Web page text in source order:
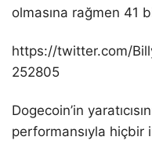
olmasına rağmen 41
https://twitter.com/
252805
Dogecoin’in
performansıyla hiçbir